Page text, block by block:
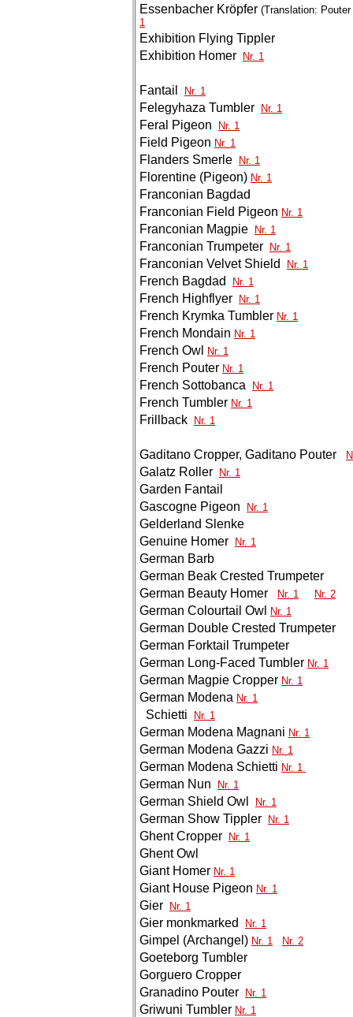
Essenbacher Kröpfer (Translation:
1
Exhibition Flying Tippler
Exhibition Homer
Nr. 1
Fantail Nr. 1
Felegyhaza Tumbler Nr. 1
Feral Pigeon Nr. 1
Field Pigeon Nr. 1
Flanders Smerle Nr. 1
Florentine (Pigeon) Nr. 1
Franconian Bagdad
Franconian Field Pigeon Nr. 1
Franconian Magpie Nr. 1
Franconian Trumpeter Nr. 1
Franconian Velvet Shield Nr. 1
French Bagdad Nr. 1
French Highflyer Nr. 1
French Krymka Tumbler Nr. 1
French Mondain Nr. 1
French Owl Nr. 1
French Pouter Nr. 1
French Sottobanca Nr. 1
French Tumbler Nr. 1
Frillback Nr. 1
Gaditano Cropper, Gaditano Pouter
Galatz Roller Nr. 1
Garden Fantail
Gascogne Pigeon
Nr. 1
Gelderland Slenke
Genuine Homer
Nr. 1
German Barb
German Beak Crested Trumpeter
German Beauty Homer
Nr. 1 Nr. 2
German Colourtail Owl Nr. 1
German Double Crested Trumpeter
German Forktail Trumpeter
German Long-Faced Tumbler Nr. 1
German Magpie Cropper Nr. 1
German Modena Nr. 1
Schietti Nr. 1
German Modena Magnani Nr. 1
German Modena Gazzi Nr. 1
German Modena Schietti Nr. 1
German Nun Nr. 1
German Shield Owl Nr. 1
German Show Tippler Nr. 1
Ghent Cropper Nr. 1
Ghent Owl
Giant Homer Nr. 1
Giant House Pigeon Nr. 1
Gier Nr. 1
Gier monkmarked Nr. 1
Gimpel (Archangel) Nr. 1 Nr. 2
Goeteborg Tumbler
Gorguero Cropper
Granadino Pouter
Nr. 1
Griwuni Tumbler Nr. 1